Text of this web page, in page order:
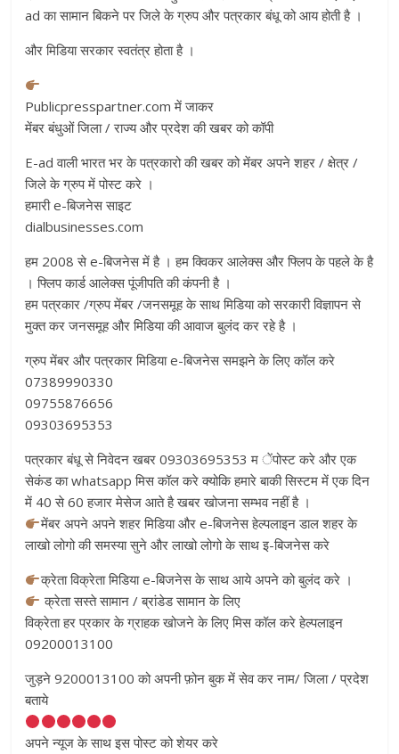
ad का सामान बिकने पर जिले के ग्रुप और पत्रकार बंधू को आय होती है ।
और मिडिया सरकार स्वतंत्र होता है ।
Publicpresspartner.com में जाकर
मेंबर बंधुओं जिला / राज्य और प्रदेश की खबर को कॉपी
E-ad वाली भारत भर के पत्रकारो की खबर को मेंबर अपने शहर / क्षेत्र /
जिले के ग्रुप में पोस्ट करे ।
हमारी e-बिजनेस साइट
dialbusinesses.com
हम 2008 से e-बिजनेस में है । हम क्विकर आलेक्स और फ्लिप के पहले के है
। फ्लिप कार्ड आलेक्स पूंजीपति की कंपनी है ।
हम पत्रकार /ग्रुप मेंबर /जनसमूह के साथ मिडिया को सरकारी विज्ञापन से
मुक्त कर जनसमूह और मिडिया की आवाज बुलंद कर रहे है ।
ग्रुप मेंबर और पत्रकार मिडिया e-बिजनेस समझने के लिए कॉल करे
07389990330
09755876656
09303695353
पत्रकार बंधू से निवेदन खबर 09303695353 म ेंपोस्ट करे और एक
सेकंड का whatsapp मिस कॉल करे क्योकि हमारे बाकी सिस्टम में एक दिन
में 40 से 60 हजार मेसेज आते है खबर खोजना सम्भव नहीं है ।
मेंबर अपने अपने शहर मिडिया और e-बिजनेस हेल्पलाइन डाल शहर के
लाखो लोगो की समस्या सुने और लाखो लोगो के साथ इ-बिजनेस करे
क्रेता विक्रेता मिडिया e-बिजनेस के साथ आये अपने को बुलंद करे ।
क्रेता सस्ते सामान / ब्रांडेड सामान के लिए
विक्रेता हर प्रकार के ग्राहक खोजने के लिए मिस कॉल करे हेल्पलाइन
09200013100
जुड़ने 9200013100 को अपनी फ़ोन बुक में सेव कर नाम/ जिला / प्रदेश
बताये
अपने न्यूज के साथ इस पोस्ट को शेयर करे